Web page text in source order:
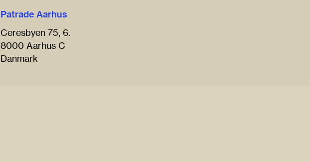
Patrade Aarhus
Ceresbyen 75, 6.
8000 Aarhus C
Danmark